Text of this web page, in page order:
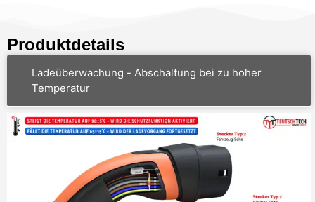
Produktdetails
Ladeüberwachung - Abschaltung bei zu hoher
Temperatur